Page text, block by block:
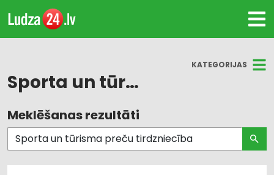
KATEGORIJAS
Sporta un tūrisma preču tirdzniecība
Visas nozares
Suvenīri, dāvanas
Meklēšanas rezultāti